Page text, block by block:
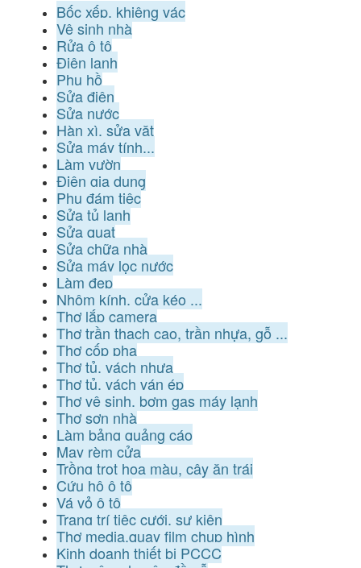
Bốc xếp, khiêng vác
Vệ sinh nhà
Rửa ô tô
Điện lạnh
Phụ hồ
Sửa điện
Sửa nước
Hàn xì, sửa vặt
Sửa máy tính...
Làm vườn
Điện gia dụng
Phụ đám tiệc
Sửa tủ lạnh
Sửa quạt
Sửa chữa nhà
Sửa máy lọc nước
Làm đẹp
Nhôm kính, cửa kéo ...
Thợ lắp camera
Thợ trần thạch cao, trần nhựa, gỗ ...
Thợ cốp pha
Thợ tủ, vách nhựa
Thợ tủ, vách ván ép
Thợ vệ sinh, bơm gas máy lạnh
Thợ sơn nhà
Làm bảng quảng cáo
May rèm cửa
Trồng trọt hoa màu, cây ăn trái
Cứu hộ ô tô
Vá vỏ ô tô
Trang trí tiệc cưới, sự kiện
Thợ media,quay film chụp hình
Kinh doanh thiết bị PCCC